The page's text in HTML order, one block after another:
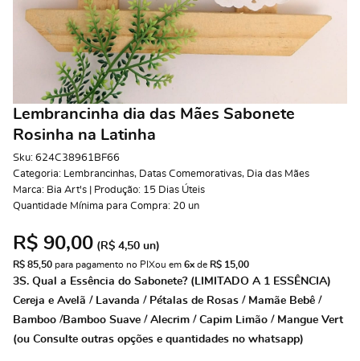
Lembrancinha dia das Mães Sabonete
Rosinha na Latinha
Sku: 624C38961BF66
Categoria: Lembrancinhas, Datas Comemorativas, Dia das Mães
Marca: Bia Art's | Produção: 15 Dias Úteis
Quantidade Mínima para Compra: 20 un
R$ 90,00 (R$ 4,50 un)
R$ 85,50 para pagamento no PIXou em 6x de R$ 15,00
3S. Qual a Essência do Sabonete? (LIMITADO A 1 ESSÊNCIA)
Cereja e Avelã / Lavanda / Pétalas de Rosas / Mamãe Bebê /
Bamboo /Bamboo Suave / Alecrim / Capim Limão / Mangue Vert
(ou Consulte outras opções e quantidades no whatsapp)